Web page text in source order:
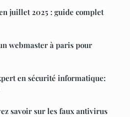
juillet 2025 : guide complet
webmaster à paris pour
en sécurité informatique:
savoir sur les faux antivirus